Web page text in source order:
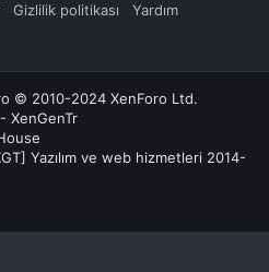
Gizlilik politikası
Yardım
© 2010-2024 XenForo Ltd.
- XenGenTr
Yazılım ve web hizmetleri 2014-